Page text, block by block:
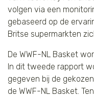
volgen via een
gebaseerd op de
Britse supermarkten
De WWF-NL Basket
In dit tweede rapport
gegeven bij de
de WWF-NL Basket.